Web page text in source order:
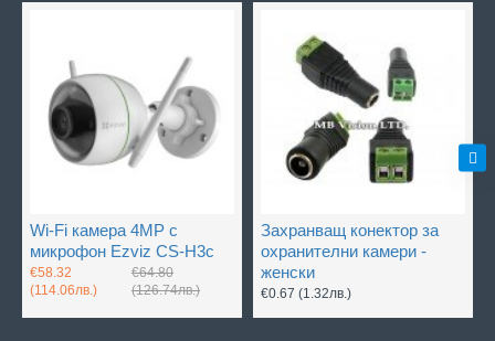
Wi-Fi камера 4MP с
микрофон Ezviz CS-H3c
€58.32
(114.06лв.)
€64.80
(126.74лв.)
Захранващ конектор за
охранителни камери -
женски
€0.67 (1.32лв.)